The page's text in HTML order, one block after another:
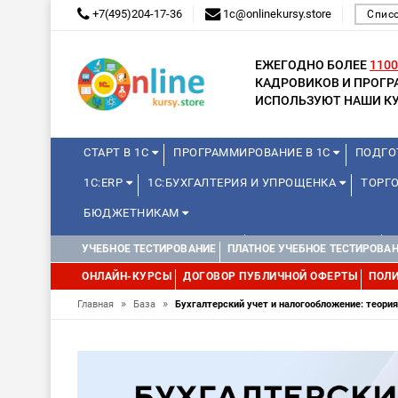
+7(495)204-17-36 1c@onlinekursy.store
ЕЖЕГОДНО БОЛЕЕ
КАДРОВИКОВ И
ИСПОЛЬЗУЮТ НАШИ
СТАРТ В 1С ПРОГРАММИРОВАНИЕ В 1С
1С:ERP 1С:БУХГАЛТЕРИЯ И УПРОЩЕНКА
БЮДЖЕТНИКАМ
КУРСЫ ДЛЯ ШКОЛЬНИКОВ ДЛЯ ШКОЛЬНИКОВ
УЧЕБНОЕ ТЕСТИРОВАНИЕ ПЛАТНОЕ УЧЕБНОЕ
ОНЛАЙН-КУРСЫ ДОГОВОР ПУБЛИЧНОЙ ОФЕРТЫ
Главная » База » Бухгалтерский учет и налогообложение: теория